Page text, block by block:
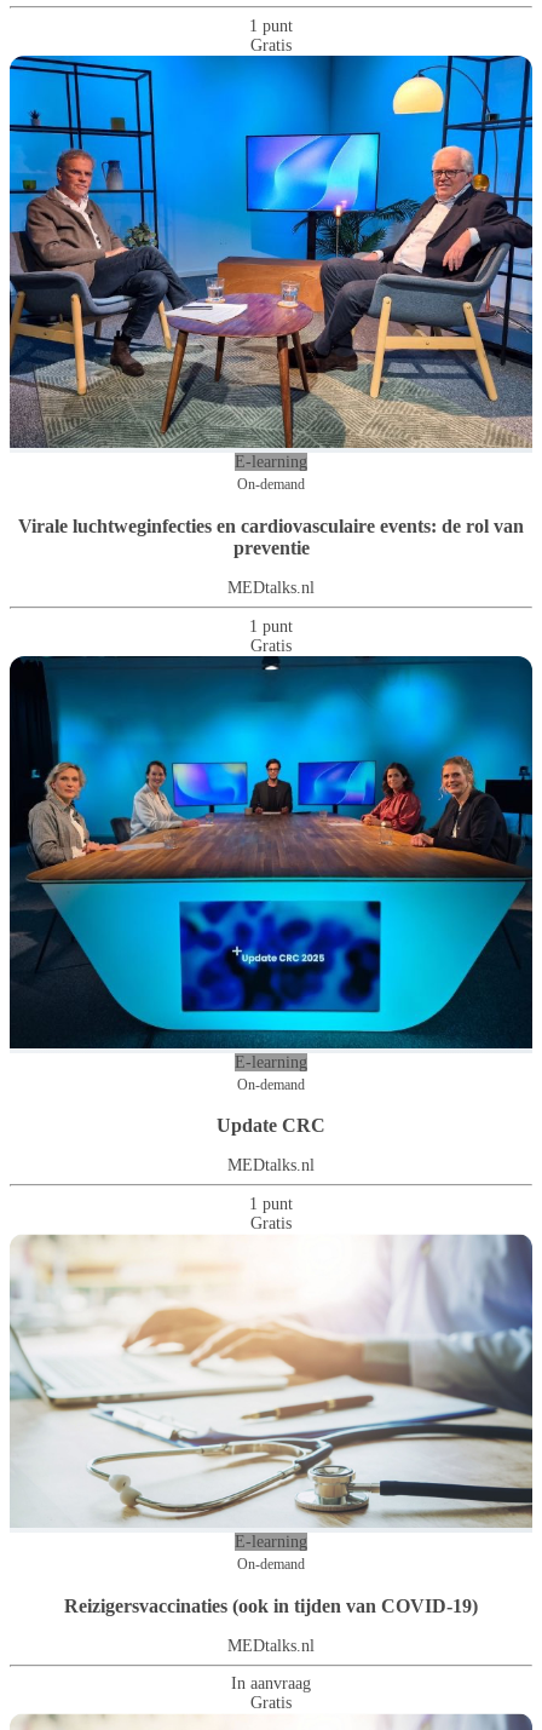
1 punt
Gratis
E-learning
On-demand
Virale luchtweginfecties en cardiovasculaire events: de rol van
preventie
MEDtalks.nl
1 punt
Gratis
E-learning
On-demand
Update CRC
MEDtalks.nl
1 punt
Gratis
E-learning
On-demand
Reizigersvaccinaties (ook in tijden van COVID-19)
MEDtalks.nl
In aanvraag
Gratis